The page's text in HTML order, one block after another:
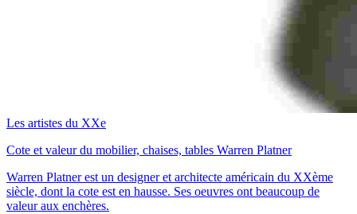
Les artistes du XXe
Cote et valeur du mobilier, chaises, tables Warren Platner
Warren Platner est un designer et architecte américain du XXème
siècle, dont la cote est en hausse. Ses oeuvres ont beaucoup de
valeur aux enchères.